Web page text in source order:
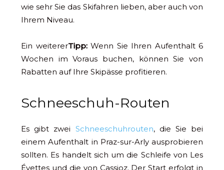
wie sehr Sie das Skifahren lieben, aber auch von
Ihrem Niveau.
Ein weitererTipp:Wenn Sie Ihren Aufenthalt 6
Wochen im Voraus buchen, können Sie von
Rabatten auf Ihre Skipässe profitieren.
Schneeschuh-Routen
Es gibt zwei Schneeschuhrouten, die Sie bei
einem Aufenthalt in Praz-sur-Arly ausprobieren
sollten. Es handelt sich um die Schleife von Les
Évettes und die von Cassioz. Der Start erfolgt in